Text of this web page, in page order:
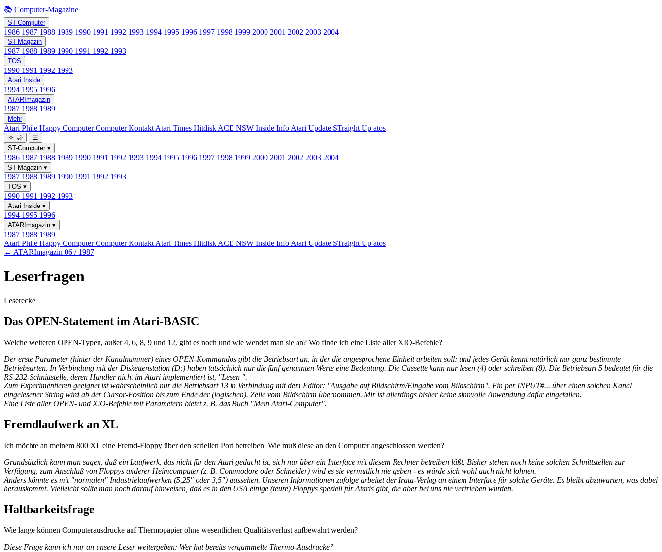
📚 Computer-Magazine
ST-Computer
1986 1987 1988 1989 1990 1991 1992 1993 1994 1995 1996 1997 1998 1999 2000 2001 2002 2003 2004
ST-Magazin
1987 1988 1989 1990 1991 1992 1993
TOS
1990 1991 1992 1993
Atari Inside
1994 1995 1996
ATARImagazin
1987 1988 1989
Mehr
Atari Phile Happy ComputerComputer Kontakt Atari Times Hitdisk ACE NSW Inside Info Atari Update STraight Up atos
🌞 🌙
☰
ST-Computer ▾
1986 1987 1988 1989 1990 1991 1992 1993 1994 1995 1996 1997 1998 1999 2000 2001 2002 2003 2004
ST-Magazin ▾
1987 1988 1989 1990 1991 1992 1993
TOS ▾
1990 1991 1992 1993
Atari Inside ▾
1994 1995 1996
ATARImagazin ▾
1987 1988 1989
Atari Phile Happy ComputerComputer Kontakt Atari Times Hitdisk ACE NSW Inside Info Atari Update STraight Up atos
← ATARImagazin 06 / 1987
Leserfragen
Leserecke
Das OPEN-Statement im Atari-BASIC
Welche weiteren OPEN-Typen, außer 4, 6, 8, 9 und 12, gibt es noch und wie wendet man sie an? Wo finde ich eine Liste aller XIO-Befehle?
Der erste Parameter (hinter der Kanalnummer) eines OPEN-Kommandos gibt die Betriebsart an, in der die angesprochene Einheit arbeiten soll; und jedes Gerät kennt natürlich nur ganz bestimmte
Betriebsarten. In Verbindung mit der Diskettenstation (D:) haben tatsächlich nur die fünf genannten Werte eine Bedeutung. Die Cassette kann nur lesen (4) oder schreiben (8). Die Betriebsart 5 bedeutet für die
RS-232-Schnittstelle, deren Handler nicht im Atari implementiert ist, "Lesen ".
Zum Experimentieren geeignet ist wahrscheinlich nur die Betriebsart 13 in Verbindung mit dem Editor: "Ausgabe auf Bildschirm/Eingabe vom Bildschirm". Ein per INPUT#... über einen solchen Kanal
eingelesener String wird ab der Cursor-Position bis zum Ende der (logischen). Zeile vom Bildschirm übernommen. Mir ist allerdings bisher keine sinnvolle Anwendung dafür eingefallen.
Eine Liste aller OPEN- und XIO-Befehle mit Parametern bietet z. B. das Buch "Mein Atari-Computer".
Fremdlaufwerk an XL
Ich möchte an meinem 800 XL eine Fremd-Floppy über den seriellen Port betreiben. Wie muß diese an den Computer angeschlossen werden?
Grundsätzlich kann man sagen, daß ein Laufwerk, das nicht für den Atari gedacht ist, sich nur über ein Interface mit diesem Rechner betreiben läßt. Bisher stehen noch keine solchen Schnittstellen zur
Verfügung, zum Anschluß von Floppys anderer Heimcomputer (z. B. Commodore oder Schneider) wird es sie vermutlich nie geben - es würde sich wohl auch nicht lohnen.
Anders könnte es mit "normalen" Industrielaufwerken (5,25" oder 3,5") aussehen. Unseren Informationen zufolge arbeitet der Irata-Verlag an einem Interface für solche Geräte. Es bleibt abzuwarten, was dabei
herauskommt. Vielleicht sollte man noch darauf hinweisen, daß es in den USA einige (teure) Floppys speziell für Ataris gibt, die aber bei uns nie vertrieben wurden.
Haltbarkeitsfrage
Wie lange können Computerausdrucke auf Thermopapier ohne wesentlichen Qualitätsverlust aufbewahrt werden?
Diese Frage kann ich nur an unsere Leser weitergeben: Wer hat bereits vergammelte Thermo-Ausdrucke?